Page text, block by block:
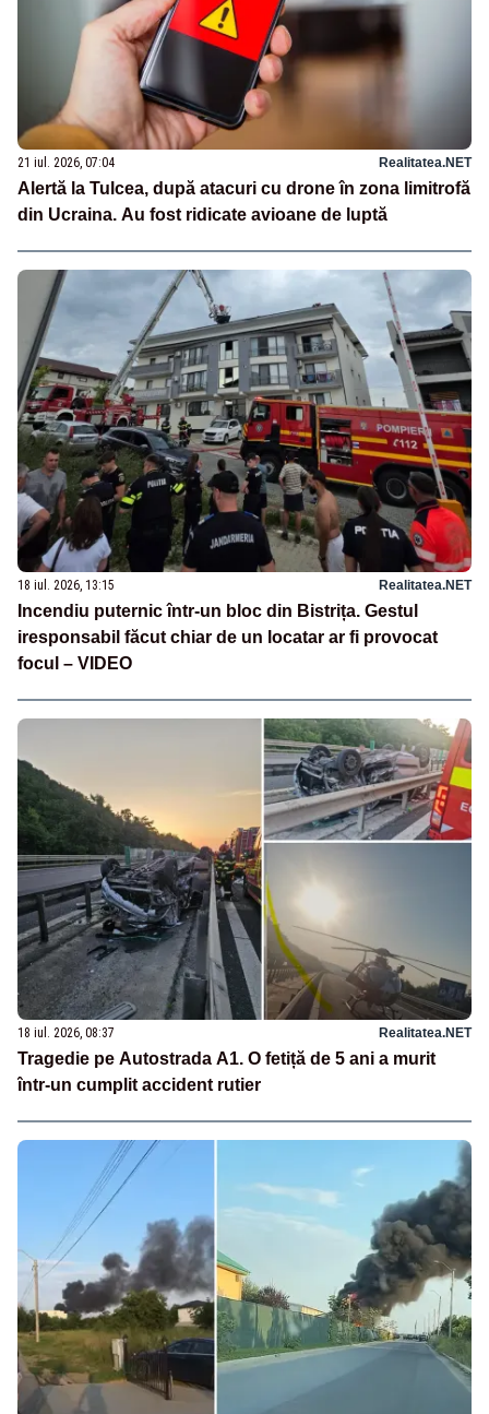
21 iul. 2026, 07:04 Realitatea.NET
Alertă la Tulcea, după atacuri cu drone în zona limitrofă
din Ucraina. Au fost ridicate avioane de luptă
18 iul. 2026, 13:15 Realitatea.NET
Incendiu puternic într-un bloc din Bistrița. Gestul
iresponsabil făcut chiar de un locatar ar fi provocat
focul – VIDEO
18 iul. 2026, 08:37 Realitatea.NET
Tragedie pe Autostrada A1. O fetiță de 5 ani a murit
într-un cumplit accident rutier